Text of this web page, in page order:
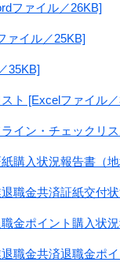
ファイル／26KB]
ァイル／25KB]
35KB]
ト [Excelファイル
イン・チェックリ
購入状況報告書（
職金共済証紙交付
金ポイント購入状
職金共済退職金ポ